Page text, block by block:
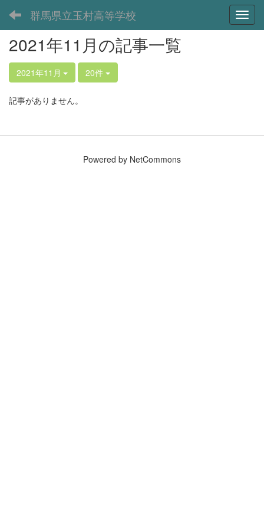
群馬県立玉村高等学校
2021年11月の記事一覧
2021年11月 20件
記事がありません。
Powered by NetCommons